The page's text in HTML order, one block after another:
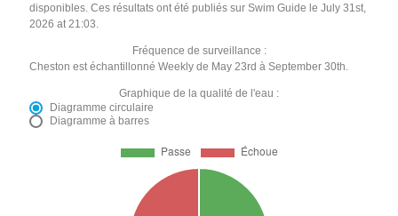
disponibles. Ces résultats ont été publiés sur Swim Guide le July 31st,
2026 at 21:03.
Fréquence de surveillance :
Cheston est échantillonné Weekly de May 23rd à September 30th.
Graphique de la qualité de l'eau :
Diagramme circulaire
Diagramme à barres